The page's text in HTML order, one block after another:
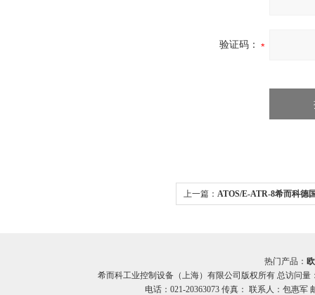
验证码：
上一篇： ATOS/E-ATR-8希而科德
热门产品：
希而科工业控制设备（上海）有限公司版权所有 总访问量
电话：021-20363073 传真： 联系人：包惠军